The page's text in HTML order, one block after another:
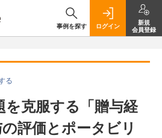
事例を探す ログイン
新規
会員登録
る
を克服する「贈与経
評価とポータビリ